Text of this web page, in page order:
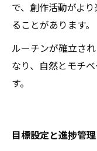
で、創作活動がよ
ることがあります。
ルーチンが確立さ
なり、自然とモチ
す。
目標設定と進捗管理